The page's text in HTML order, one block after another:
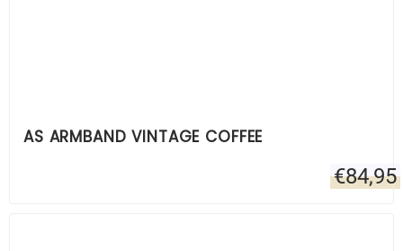
AS ARMBAND VINTAGE COFFEE
€84,95